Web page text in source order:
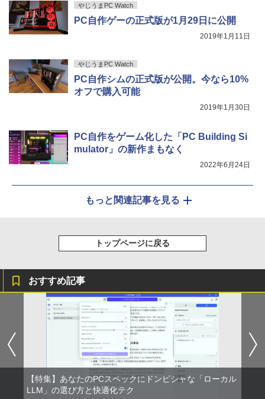
やじうまPC Watch
PC自作ゲーの正式版が1月29日に公開
2019年1月11日
やじうまPC Watch
PC自作シムの正式版が公開。今なら10%
オフで購入可能
2019年1月30日
PC自作をゲーム化した「PC Building Si
mulator」の新作まもなく
2022年6月24日
もっと関連記事を見る
トップページに戻る
おすすめ記事
【特集】あなたのPCスペックにドンピシャな「ローカル
LLM」の選び方と快適化テク